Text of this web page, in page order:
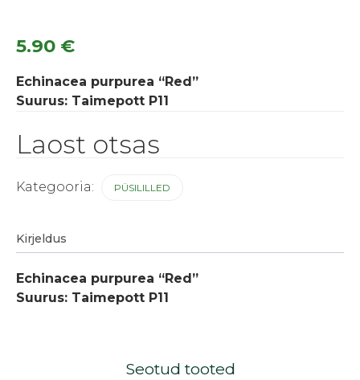
5.90 €
Echinacea purpurea “Red”
Suurus: Taimepott P11
Laost otsas
Kategooria: PÜSILILLED
Kirjeldus
Echinacea purpurea “Red”
Suurus: Taimepott P11
Seotud tooted